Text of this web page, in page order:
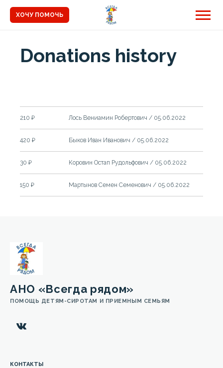
ХОЧУ ПОМОЧЬ
Donations history
210 ₽ Лось Вениамин Робертович / 05.06.2022
420 ₽ Быков Иван Иванович / 05.06.2022
30 ₽ Коровин Остап Рудольфович / 05.06.2022
150 ₽ Мартынов Семен Семенович / 05.06.2022
АНО «Всегда рядом»
ПОМОЩЬ ДЕТЯМ-СИРОТАМ И ПРИЕМНЫМ СЕМЬЯМ
КОНТАКТЫ